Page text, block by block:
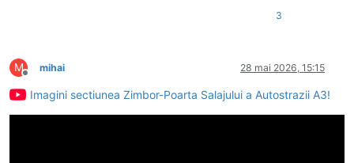
3
M
Deconectat
mihai 28 mai 2026, 15:15
Imagini sectiunea Zimbor-Poarta Salajului a Autostrazii A3!